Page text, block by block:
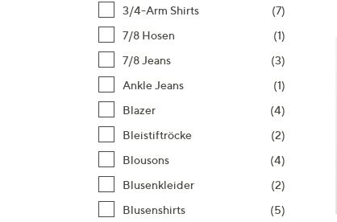
3/4-Arm Shirts
(7)
7/8 Hosen
(1)
7/8 Jeans
(3)
Ankle Jeans
(1)
Blazer
(4)
Bleistiftröcke
(2)
Blousons
(4)
Blusenkleider
(2)
Blusenshirts
(5)